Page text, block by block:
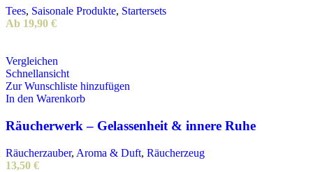
Varianten
der
Produktseite
werden
Tees, Saisonale Produkte, Startersets
Ab 19,90 €
Vergleichen
Schnellansicht
Zur Wunschliste hinzufügen
In den Warenkorb
Räucherwerk – Gelassenheit & innere Ruhe
Räucherzauber, Aroma & Duft, Räucherzeug
13,50 €